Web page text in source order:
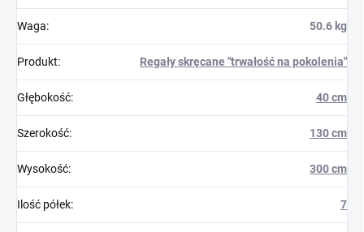
Waga: 50.6 kg
Produkt: Regały skręcane "trwałość na pokolenia"
Głębokość: 40 cm
Szerokość: 130 cm
Wysokość: 300 cm
Ilość półek: 7